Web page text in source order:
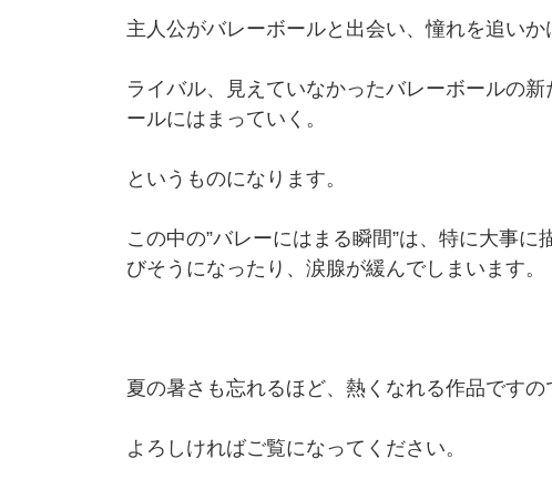
主人公がバレーボールと出会い、憧れを追い
ライバル、見えていなかったバレーボールの
ールにはまっていく。
というものになります。
この中の”バレーにはまる瞬間”は、特に大事
びそうになったり、涙腺が緩んでしまいます。
夏の暑さも忘れるほど、熱くなれる作品ですの
よろしければご覧になってください。